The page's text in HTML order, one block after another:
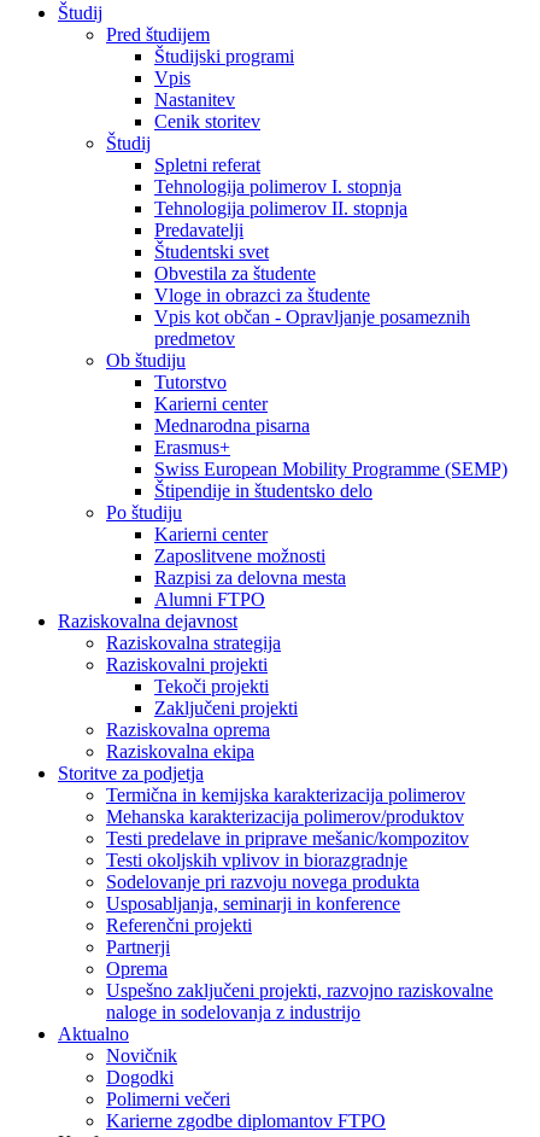
Študij
Pred študijem
Študijski programi
Vpis
Nastanitev
Cenik storitev
Študij
Spletni referat
Tehnologija polimerov I. stopnja
Tehnologija polimerov II. stopnja
Predavatelji
Študentski svet
Obvestila za študente
Vloge in obrazci za študente
Vpis kot občan - Opravljanje posameznih
predmetov
Ob študiju
Tutorstvo
Karierni center
Mednarodna pisarna
Erasmus+
Swiss European Mobility Programme (SEMP)
Štipendije in študentsko delo
Po študiju
Karierni center
Zaposlitvene možnosti
Razpisi za delovna mesta
Alumni FTPO
Raziskovalna dejavnost
Raziskovalna strategija
Raziskovalni projekti
Tekoči projekti
Zaključeni projekti
Raziskovalna oprema
Raziskovalna ekipa
Storitve za podjetja
Termična in kemijska karakterizacija polimerov
Mehanska karakterizacija polimerov/produktov
Testi predelave in priprave mešanic/kompozitov
Testi okoljskih vplivov in biorazgradnje
Sodelovanje pri razvoju novega produkta
Usposabljanja, seminarji in konference
Referenčni projekti
Partnerji
Oprema
Uspešno zaključeni projekti, razvojno raziskovalne
naloge in sodelovanja z industrijo
Aktualno
Novičnik
Dogodki
Polimerni večeri
Karierne zgodbe diplomantov FTPO